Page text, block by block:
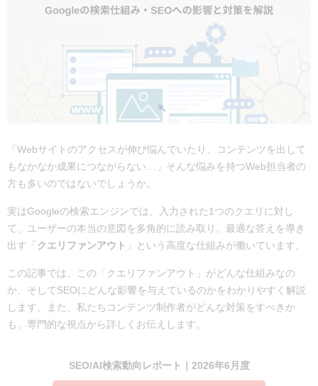
「Webサイトのアクセスが伸び悩んでいたり、コンテンツを出して
もなかなか成果につながらない…」そんな悩みを持つWeb担当者の
方も多いのではないでしょうか。
実はGoogleの検索エンジンでは、入力された1つのクエリに対し
て、ユーザーの本当の意図を多角的に読み取り、最適な答えを導き
出す「 クエリファンアウト 」という高度な仕組みが働いています。
この記事では、この「クエリファンアウト」がどんな仕組みなの
か、そしてSEOにどんな影響を与えているのかをわかりやすく解説
します。また、私たちコンテンツ制作者がどんな対策をすべきか
も、専門的な視点から詳しくお伝えします。
SEO/AI検索動向レポート｜2026年6月度